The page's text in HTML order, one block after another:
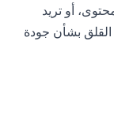
أو تريد
بشأن جودة